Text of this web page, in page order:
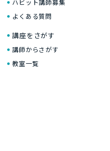
ハビット講師募集
よくある質問
講座をさがす
講師からさがす
教室一覧